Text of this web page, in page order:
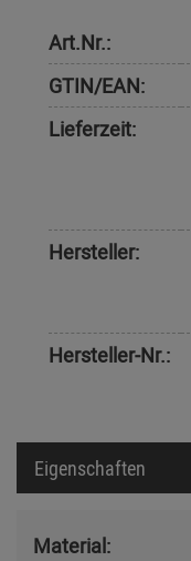
Art.Nr.:
GTIN/EAN:
Lieferzeit:
Hersteller:
Hersteller-Nr.:
Eigenschaften
Material: